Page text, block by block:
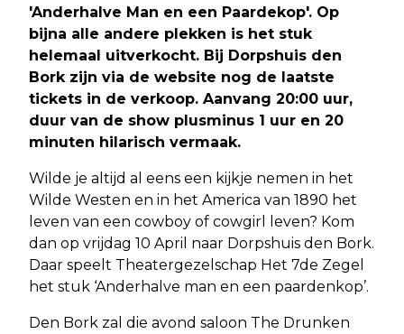
'Anderhalve Man en een Paardekop'. Op
bijna alle andere plekken is het stuk
helemaal uitverkocht. Bij Dorpshuis den
Bork zijn via de website nog de laatste
tickets in de verkoop. Aanvang 20:00 uur,
duur van de show plusminus 1 uur en 20
minuten hilarisch vermaak.
Wilde je altijd al eens een kijkje nemen in het
Wilde Westen en in het America van 1890 het
leven van een cowboy of cowgirl leven? Kom
dan op vrijdag 10 April naar Dorpshuis den Bork.
Daar speelt Theatergezelschap Het 7de Zegel
het stuk ‘Anderhalve man en een paardenkop’.
Den Bork zal die avond saloon The Drunken